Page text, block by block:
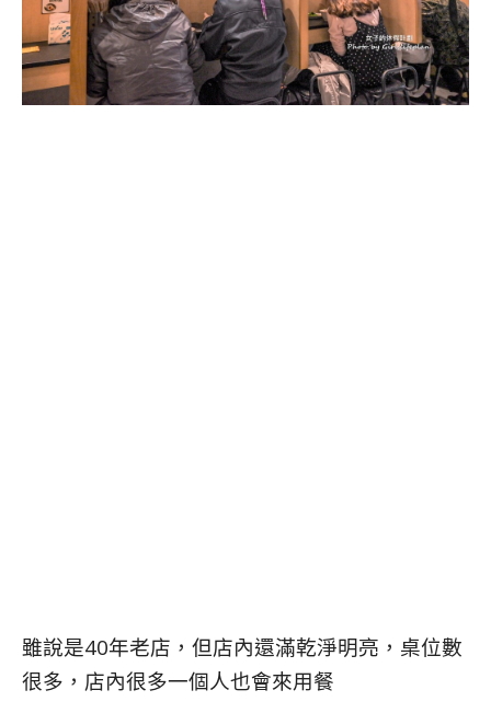
雖說是40年老店，但店內還滿乾淨明亮，桌位數
很多，店內很多一個人也會來用餐